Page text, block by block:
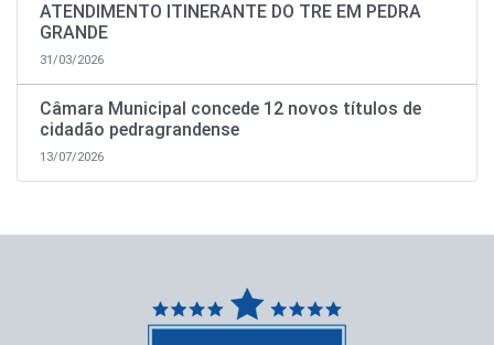
ATENDIMENTO ITINERANTE DO TRE EM PEDRA
GRANDE
31/03/2026
Câmara Municipal concede 12 novos títulos de
cidadão pedragrandense
13/07/2026